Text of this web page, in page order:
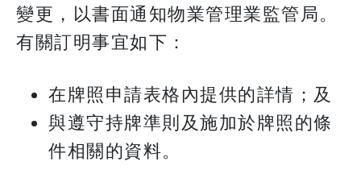
變更，以書面通知物業管理業監管局。
有關訂明事宜如下：
在牌照申請表格內提供的詳情；及
與遵守持牌準則及施加於牌照的條
件相關的資料。